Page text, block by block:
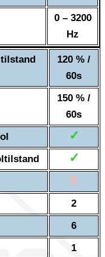
0 – 3200
Hz
120 % /
60s
150 % /
60s
✓
✓
X
2
6
1